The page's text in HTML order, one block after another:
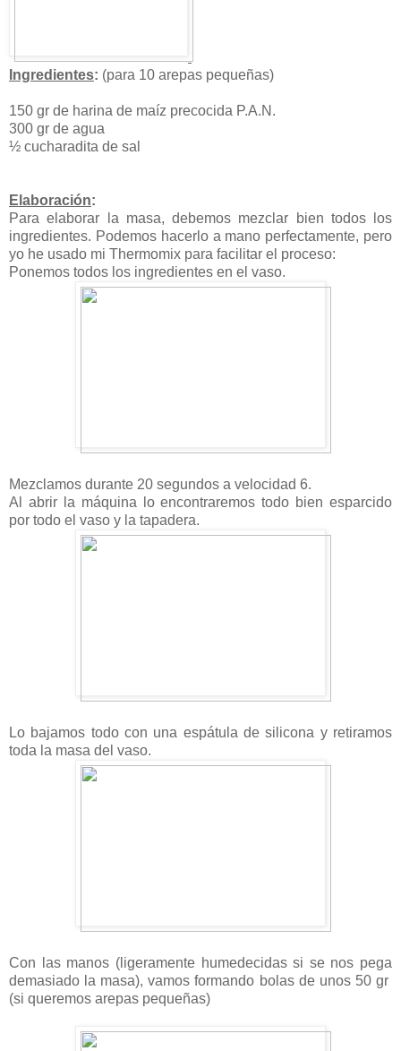
Ingredientes: (para 10 arepas pequeñas)
150 gr de harina de maíz precocida P.A.N.
300 gr de agua
½ cucharadita de sal
Elaboración:
Para elaborar la masa, debemos mezclar bien todos los
ingredientes. Podemos hacerlo a mano perfectamente, pero
yo he usado mi Thermomix para facilitar el proceso:
Ponemos todos los ingredientes en el vaso.
Mezclamos durante 20 segundos a velocidad 6.
Al abrir la máquina lo encontraremos todo bien esparcido
por todo el vaso y la tapadera.
Lo bajamos todo con una espátula de silicona y retiramos
toda la masa del vaso.
Con las manos (ligeramente humedecidas si se nos pega
demasiado la masa), vamos formando bolas de unos 50 gr
(si queremos arepas pequeñas)